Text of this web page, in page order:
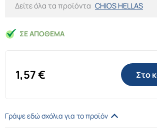
Δείτε όλα τα προϊόντα CHIOS HELLAS
ΣΕ ΑΠΌΘΕΜΑ
1,57€ Στο
Γράψε εδώ σχόλια για το προϊόν